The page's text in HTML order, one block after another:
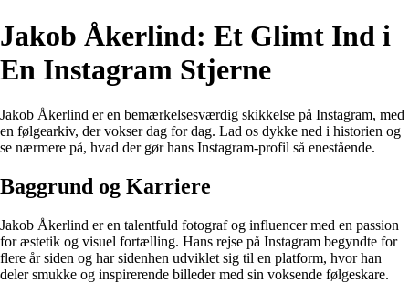
Jakob Åkerlind: Et Glimt Ind i
En Instagram Stjerne
Jakob Åkerlind er en bemærkelsesværdig skikkelse på Instagram, med
en følgearkiv, der vokser dag for dag. Lad os dykke ned i historien og
se nærmere på, hvad der gør hans Instagram-profil så enestående.
Baggrund og Karriere
Jakob Åkerlind er en talentfuld fotograf og influencer med en passion
for æstetik og visuel fortælling. Hans rejse på Instagram begyndte for
flere år siden og har sidenhen udviklet sig til en platform, hvor han
deler smukke og inspirerende billeder med sin voksende følgeskare.